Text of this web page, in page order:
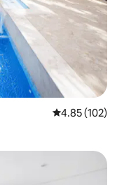
5 ರಲ್ಲಿ 4.85
4.85 (102)